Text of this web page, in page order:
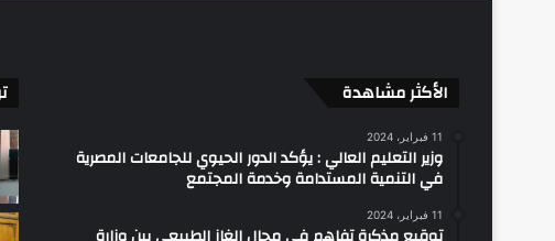
الأكثر مشاهدة
11 فبراير، 2024
وزير التعليم العالي : يؤكد الدور الحيوي للجامعات المصرية
في التنمية المستدامة وخدمة المجتمع
11 فبراير، 2024